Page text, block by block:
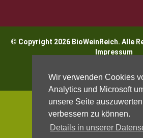
Wir verwenden Cookies
Analytics und Microsoft
unsere Seite
verbessern zu können.
Details in unserer
© Copyright 2026 BioWeinReich. Alle
Impressum